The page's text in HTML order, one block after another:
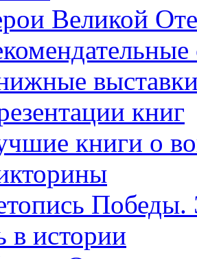
Великой
книг
книги о
Победы.
в истории